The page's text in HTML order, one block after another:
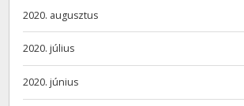
2020. augusztus
2020. július
2020. június